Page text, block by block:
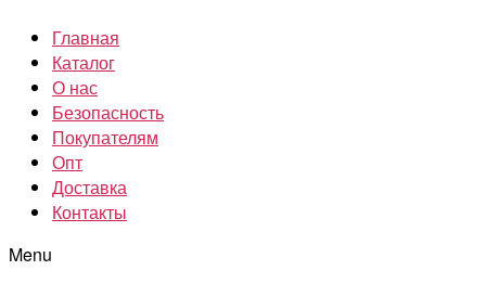
Главная
Каталог
О нас
Безопасность
Покупателям
Опт
Доставка
Контакты
Menu